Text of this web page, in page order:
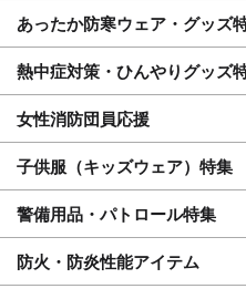
あったか防寒ウェア・グッズ
熱中症対策・ひんやりグッズ
女性消防団員応援
子供服（キッズウェア）特集
警備用品・パトロール特集
防火・防炎性能アイテム